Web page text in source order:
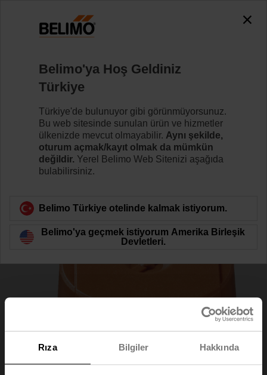
Rıza Bilgiler Hakkında
ZCQ-FL
Daha fazla bilgi
Belimo'ya Hoş Geldiniz
Türkiye
Türkiye'de bulunuyor gibi görünmüyorsunuz.
Bu web sitesinde sunulan ürün ve hizmetler
ülkenizde mevcut olmayabilir. Aynı şekilde,
oturum açmak/kayıt olmak da mümkün
değildir. Yerel Belimo Web Sitenizi aşağıda
bulabilirsiniz.
Belimo Türkiye otelinde kalmak istiyorum.
Belimo'ya geçmek istiyorum Amerika Birleşik
Devletleri.